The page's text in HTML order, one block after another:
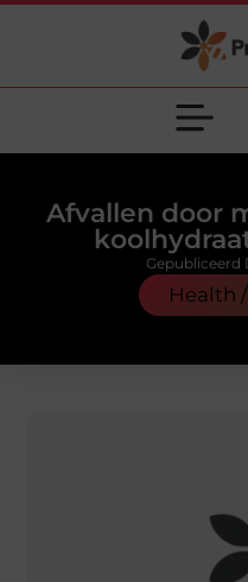
Afvallen door
Health
Gepubliceerd